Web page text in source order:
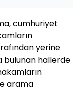
cumhuriyet
yerine
bulunan hallerde
arama